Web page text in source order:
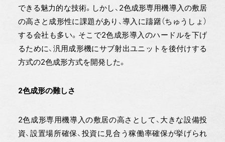
できる魅力的な技術。しかし、2色成形専用機導入の敷居
の高さと成形性に課題があり、導入に躊躇（ちゅうしょ）
する会社も多い。そこで2色成形導入のハードルを下げ
るために、汎用成形機にサブ射出ユニットを後付けする
方式の2色成形方式を開発した。
2色成形の難しさ
2色成形専用機導入の敷居の高さとして、大きな設備投
資、設置場所確保、投資に見合う稼働率確保が挙げられ